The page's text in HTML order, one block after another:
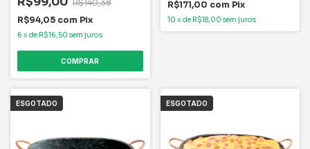
R$140,38
R$94,05 com Pix
6 x de R$16,50 sem juros
R$171,00 com Pix
10 x de R$18,00 sem juros
ESGOTADO ESGOTADO